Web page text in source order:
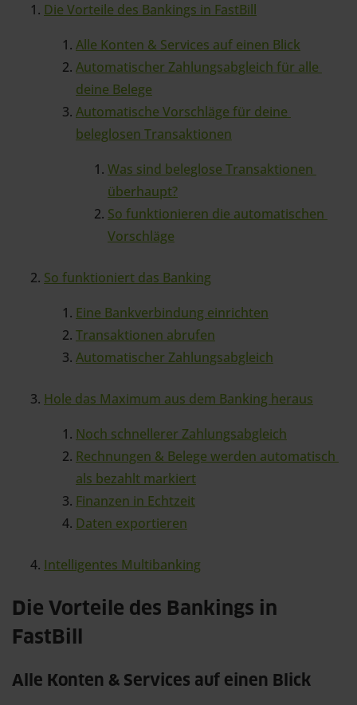
Die Vorteile des Bankings in FastBill
Alle Konten & Services auf einen Blick
Automatischer Zahlungsabgleich für alle
deine Belege
Automatische Vorschläge für deine
beleglosen Transaktionen
Was sind beleglose Transaktionen
überhaupt?
So funktionieren die automatischen
Vorschläge
So funktioniert das Banking
Eine Bankverbindung einrichten
Transaktionen abrufen
Automatischer Zahlungsabgleich
Hole das Maximum aus dem Banking heraus
Noch schnellerer Zahlungsabgleich
Rechnungen & Belege werden automatisch
als bezahlt markiert
Finanzen in Echtzeit
Daten exportieren
Intelligentes Multibanking
Die Vorteile des Bankings in
FastBill
Alle Konten & Services auf einen Blick